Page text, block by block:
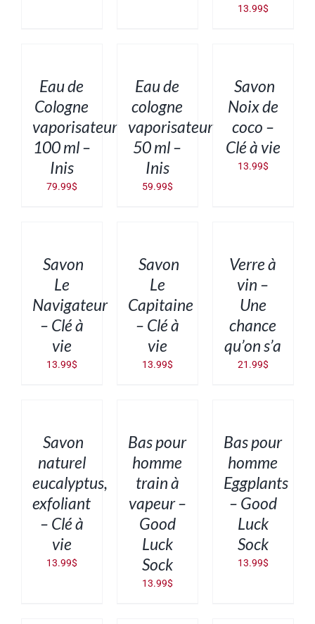
13.99$
DÉTAILSEau de
Cologne
vaporisateur
100 ml –
Inis
79.99$
DÉTAILSEau de
cologne
vaporisateur
50 ml –
Inis
59.99$
DÉTAILSSavon
Noix de
coco –
Clé à vie
13.99$
DÉTAILSSavon
Le
Navigateur
– Clé à
vie
13.99$
DÉTAILSSavon
Le
Capitaine
– Clé à
vie
13.99$
DÉTAILS
Verre à
vin –
Une
chance
qu’on s’a
21.99$
DÉTAILSSavon
naturel
eucalyptus,
exfoliant
– Clé à
vie
13.99$
DÉTAILS
Bas pour
homme
train à
vapeur –
Good
Luck
Sock
13.99$
DÉTAILS
Bas pour
homme
Eggplants
– Good
Luck
Sock
13.99$